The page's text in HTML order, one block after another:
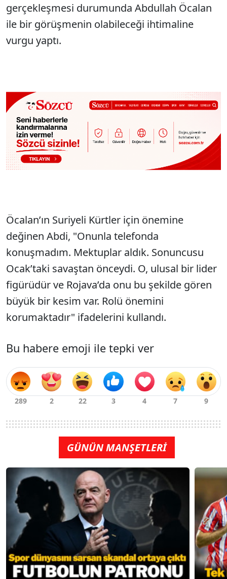
gerçekleşmesi durumunda Abdullah Öcalan
ile bir görüşmenin olabileceği ihtimaline
vurgu yaptı.
Öcalan’ın Suriyeli Kürtler için önemine
değinen Abdi, "Onunla telefonda
konuşmadım. Mektuplar aldık. Sonuncusu
Ocak’taki savaştan önceydi. O, ulusal bir lider
figürüdür ve Rojava’da onu bu şekilde gören
büyük bir kesim var. Rolü önemini
korumaktadır" ifadelerini kullandı.
Bu habere emoji ile tepki ver
GÜNÜN MANŞETLERİ